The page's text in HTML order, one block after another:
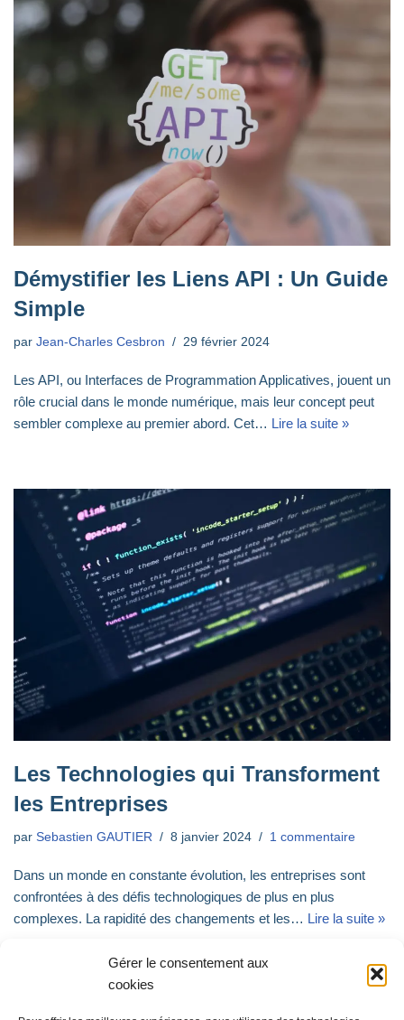
Gérer le consentement aux
cookies
Démystifier les Liens API : Un Guide
Simple
par Jean-Charles Cesbron 29 février 2024
Les API, ou Interfaces de Programmation Applicatives, jouent un
rôle crucial dans le monde numérique, mais leur concept peut
sembler complexe au premier abord. Cet… Lire la suite »
Les Technologies qui Transforment
les Entreprises
par Sebastien GAUTIER 8 janvier 2024 1 commentaire
Dans un monde en constante évolution, les entreprises sont
confrontées à des défis technologiques de plus en plus
complexes. La rapidité des changements et les… Lire la suite »